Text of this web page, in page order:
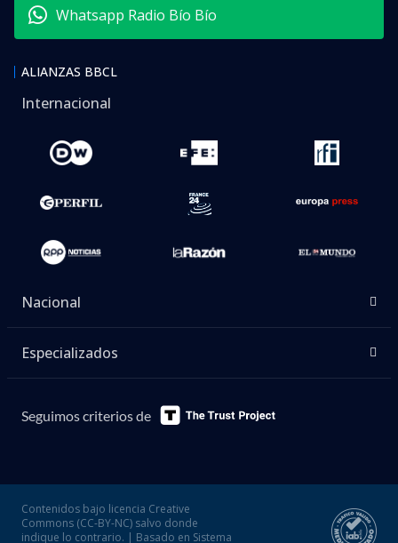
Whatsapp Radio Bío Bío
ALIANZAS BBCL
Internacional
Nacional
Especializados
Seguimos criterios de
Contenidos bajo licencia Creative
Commons (CC-BY-NC) salvo donde
indique lo contrario. | Basado en Sistema